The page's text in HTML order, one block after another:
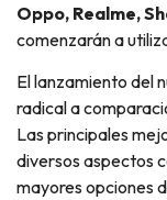
Oppo, Realme,
comenzarán a
El lanzamiento del
radical a
Las principales
diversos aspectos
mayores opciones